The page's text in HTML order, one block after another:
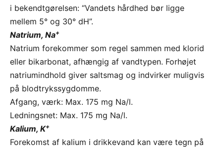
i bekendtgørelsen: “Vandets hårdhed bør ligge
mellem 5° og 30° dH”.
Natrium, Na+
Natrium forekommer som regel sammen med klorid
eller bikarbonat, afhængig af vandtypen. Forhøjet
natriumindhold giver saltsmag og indvirker muligvis
på blodtrykssygdomme.
Afgang, værk: Max. 175 mg Na/l.
Ledningsnet: Max. 175 mg Na/l.
Kalium, K+
Forekomst af kalium i drikkevand kan være tegn på